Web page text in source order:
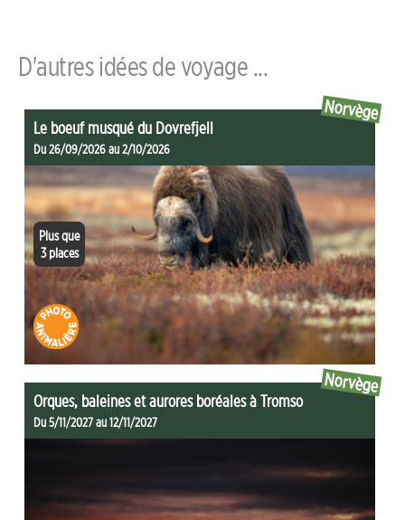
D'autres idées de voyage ...
Le boeuf musqué du Dovrefjell
Norvège
Du 26/09/2026 au 2/10/2026
Plus que
3 places
Orques, baleines et aurores boréales à Tromso
Norvège
Du 5/11/2027 au 12/11/2027